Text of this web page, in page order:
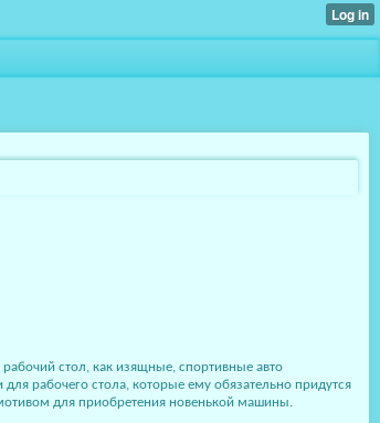
стол, как изящные, спортивные авто
рабочего стола, которые ему обязательно придутся
для приобретения новенькой машины.